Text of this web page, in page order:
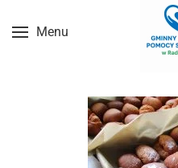
Przejdź do treści głównej
Menu